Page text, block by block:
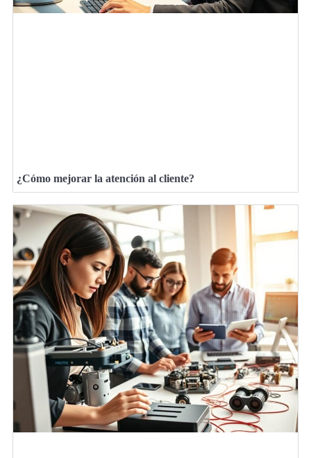
¿Cómo mejorar la atención al cliente?